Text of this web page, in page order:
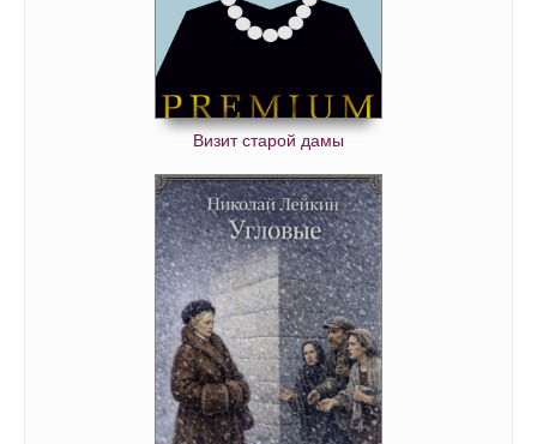
Визит старой дамы